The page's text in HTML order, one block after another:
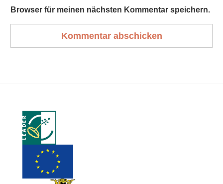
Browser für meinen nächsten Kommentar speichern.